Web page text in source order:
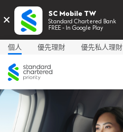
個人 優先理財 優先私人理財
渣
打
× SC Mobile TW
Standard Chartered Bank
FREE - In Google Play